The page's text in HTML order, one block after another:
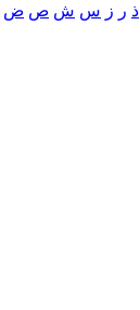
ذ ر ز س ش ص ض